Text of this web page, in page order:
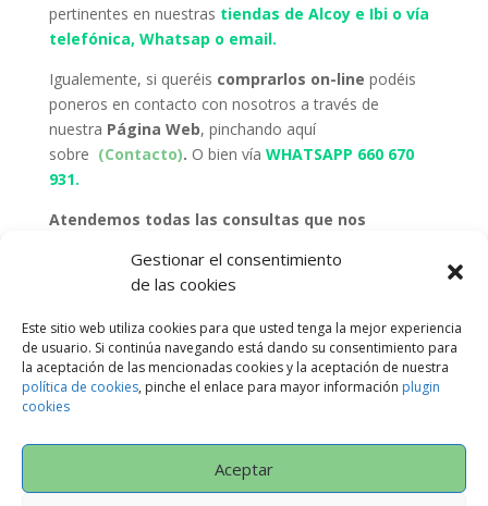
Gestionar el consentimiento
de las cookies
Este sitio web utiliza cookies para que usted tenga la mejor experiencia
de usuario. Si continúa navegando está dando su consentimiento para
la aceptación de las mencionadas cookies y la aceptación de nuestra
política de cookies, pinche el enlace para mayor información plugin
cookies
Aceptar
pertinentes en nuestras tiendas de Alcoy e Ibi o vía
telefónica, Whatsap o email.
Igualemente, si queréis comprarlos on-line podéis
poneros en contacto con nosotros a través de
nuestra Página Web, pinchando aquí
sobre (Contacto). O bien vía WHATSAPP 660 670
931.
Atendemos todas las consultas que nos
personalizadopor cualquiera de las vías anteriores, la
que vosotros prefiráis.
Suscríbete a nuestra«NEWSLETTER»y te
mantendremos informado deTODAS LAS
NOVEDADES OFERTAS, ETC…Pinchandoaquí.
Política de Privacidad